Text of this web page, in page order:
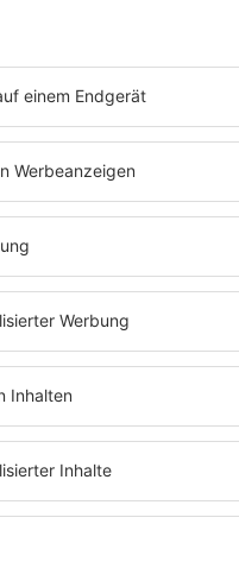
aus Gronau
Welche Songs
hinter Hut,